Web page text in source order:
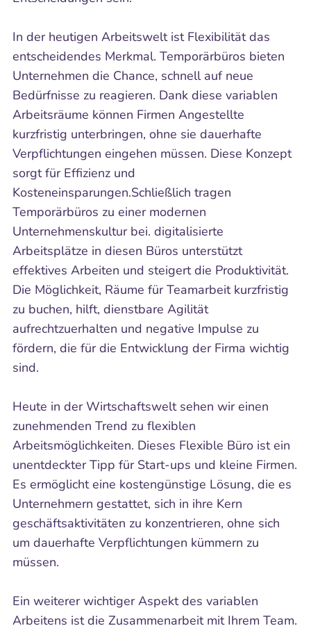
In der heutigen Arbeitswelt ist Flexibilität das
entscheidendes Merkmal. Temporärbüros bieten
Unternehmen die Chance, schnell auf neue
Bedürfnisse zu reagieren. Dank diese variablen
Arbeitsräume können Firmen Angestellte
kurzfristig unterbringen, ohne sie dauerhafte
Verpflichtungen eingehen müssen. Diese Konzept
sorgt für Effizienz und
Kosteneinsparungen.Schließlich tragen
Temporärbüros zu einer modernen
Unternehmenskultur bei. digitalisierte
Arbeitsplätze in diesen Büros unterstützt
effektives Arbeiten und steigert die Produktivität.
Die Möglichkeit, Räume für Teamarbeit kurzfristig
zu buchen, hilft, dienstbare Agilität
aufrechtzuerhalten und negative Impulse zu
fördern, die für die Entwicklung der Firma wichtig
sind.
Heute in der Wirtschaftswelt sehen wir einen
zunehmenden Trend zu flexiblen
Arbeitsmöglichkeiten. Dieses Flexible Büro ist ein
unentdeckter Tipp für Start-ups und kleine Firmen.
Es ermöglicht eine kostengünstige Lösung, die es
Unternehmern gestattet, sich in ihre Kern
geschäftsaktivitäten zu konzentrieren, ohne sich
um dauerhafte Verpflichtungen kümmern zu
müssen.
Ein weiterer wichtiger Aspekt des variablen
Arbeitens ist die Zusammenarbeit mit Ihrem Team.